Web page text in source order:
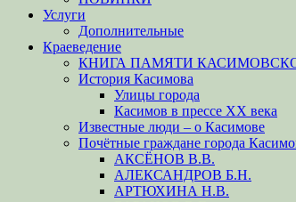
Услуги
Дополнительные
Краеведение
КНИГА ПАМЯТИ
История Касимова
Улицы города
Касимов в прессе XX века
Известные люди – о Касимове
Почётные граждане города
АКСЁНОВ В.В.
АЛЕКСАНДРОВ Б.Н.
АРТЮХИНА Н.В.